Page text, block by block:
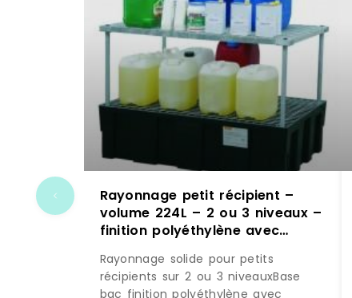
Rayonnage petit récipient –
volume 224L – 2 ou 3 niveaux –
finition polyéthylène avec
Rayonnage solide pour petits
récipients sur 2 ou 3 niveauxBase
bac finition polyéthylène avec